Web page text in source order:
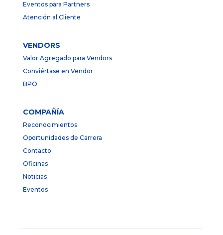
Eventos para Partners
Atención al Cliente
VENDORS
Valor Agregado para Vendors
Conviértase en Vendor
BPO
COMPAÑÍA
Reconocimientos
Oportunidades de Carrera
Contacto
Oficinas
Noticias
Eventos